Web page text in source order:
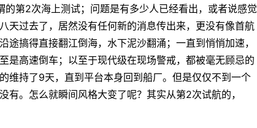
第2次海上测试；问题是有多少人已经看出，或者说感觉
天过去了，居然没有任何新的消息传出来，更没有像首航
搞得直接翻江倒海，水下泥沙翻涌；一直到悄悄加速，
是高速倒车；以至于现代级在现场警戒，都被毫无顾忌的
维持了9天，直到平台本身回到船厂。但是仅仅不到一个
。怎么就瞬间风格大变了呢？其实从第2次试航的，